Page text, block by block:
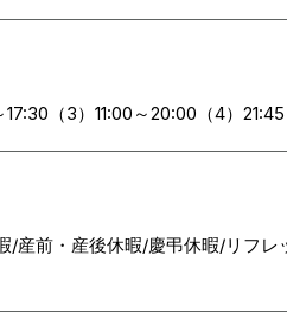
（3）11:00～20:00（4）
産前・産後休暇/慶弔休暇/リフレ